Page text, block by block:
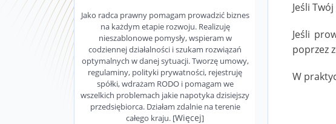
Jeśli
Jeśli
poprzez
W
Jako radca prawny pomagam prowadzić biznes
na każdym etapie rozwoju. Realizuję
nieszablonowe pomysły, wspieram w
codziennej działalności i szukam rozwiązań
optymalnych w danej sytuacji. Tworzę umowy,
regulaminy, polityki prywatności, rejestruję
spółki, wdrażam RODO i pomagam we
wszelkich problemach jakie napotyka dzisiejszy
przedsiębiorca. Działam zdalnie na terenie
całego kraju. [Więcej]